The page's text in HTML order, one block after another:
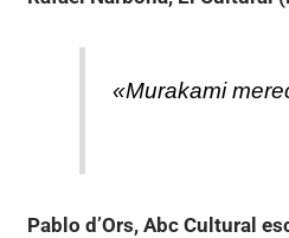
«Murakami
Pablo d’Ors, Abc Cultural